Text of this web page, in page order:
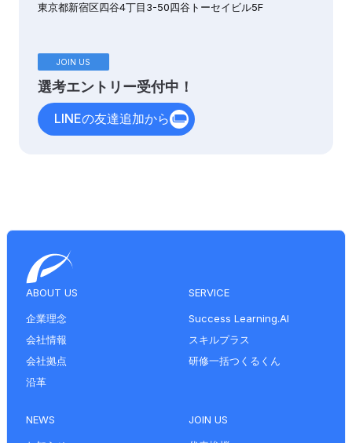
東京都新宿区四谷4丁目3-50四谷トーセイビル5F
JOIN US
選考エントリー受付中！
LINEの友達追加から
ABOUT US
企業理念
会社情報
会社拠点
沿革
SERVICE
Success Learning.AI
スキルプラス
研修一括つくるくん
NEWS JOIN US